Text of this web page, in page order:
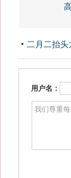
二月二抬头
用户名：